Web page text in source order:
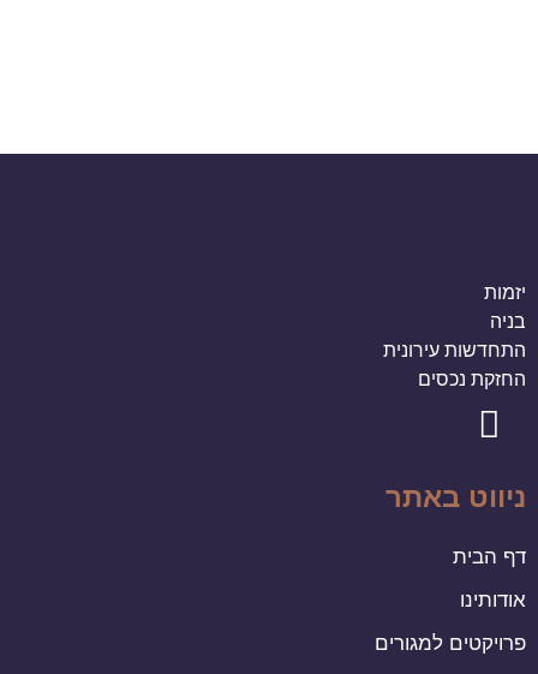
יזמות
בניה
התחדשות עירונית
החזקת נכסים
ניווט באתר
דף הבית
אודותינו
פרויקטים למגורים